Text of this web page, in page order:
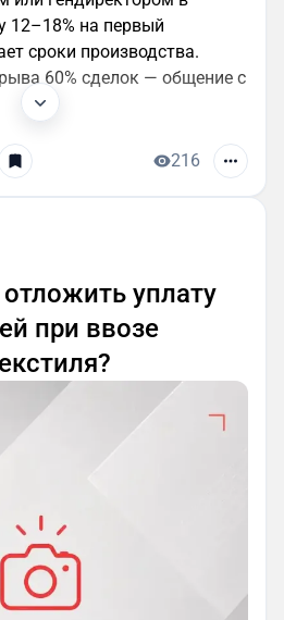
12–18% на первый
сроки производства.
60% сделок — общение с
216
уплату
при ввозе